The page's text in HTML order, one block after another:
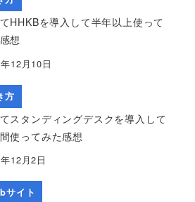
HHKBを導入して半年以上使って
想
12月10日
方
スタンディングデスクを導入して
使ってみた感想
12月2日
サイト